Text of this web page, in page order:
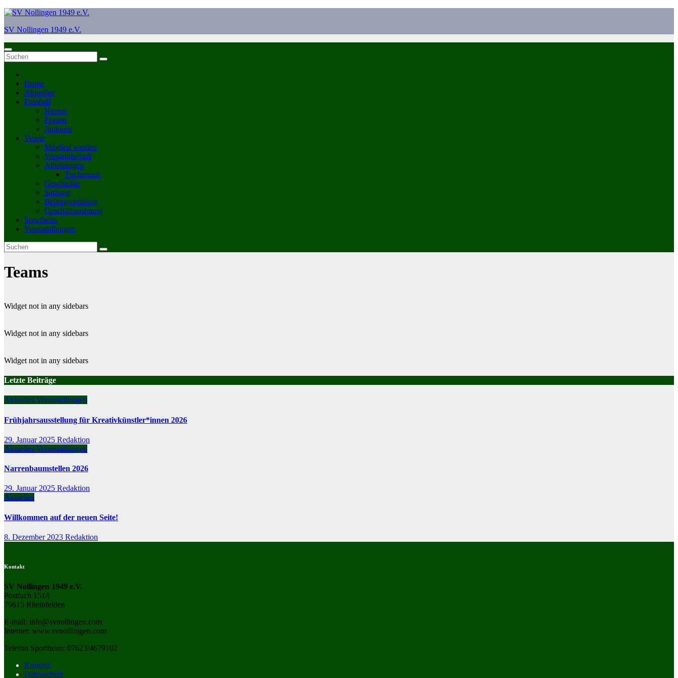
Zum
springen
SV Nollingen 1949 e.V.
Home
Aktuelles
Fussball
Herren
Frauen
Junioren
Verein
Mitglied werden
Vorstandschaft
Abteilungen
Tischtennis
Geschichte
Satzung
Beitragsordnung
Geschäftsordnung
Sportheim
Veranstaltungen
Teams
Widget not in any sidebars
Widget not in any sidebars
Widget not in any sidebars
Letzte Beiträge
Aktuelles Veranstaltungen
Frühjahrsausstellung für Kreativkünstler*innen 2026
29. Januar 2025 Redaktion
Aktuelles Veranstaltungen
Narrenbaumstellen 2026
29. Januar 2025 Redaktion
Aktuelles
Willkommen auf der neuen Seite!
8. Dezember 2023 Redaktion
Kontakt
SV Nollingen 1949 e.V.
Postfach 1514
79615 Rheinfelden
E-mail: info@svnollingen.com
Internet: www.svnolllingen.com
Telefon Sportheim: 07623/4679102
Kontakt
Datenschutz